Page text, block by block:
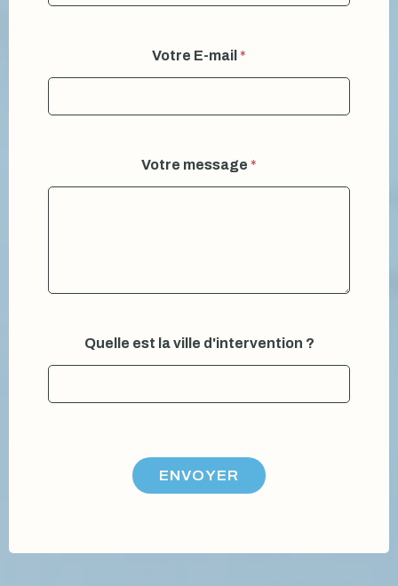
Votre E-mail *
Votre message *
Quelle est la ville d'intervention ?
ENVOYER